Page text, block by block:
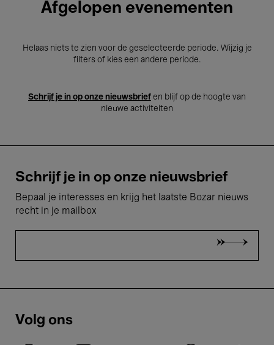
Afgelopen evenementen
Helaas niets te zien voor de geselecteerde periode. Wijzig je
filters of kies een andere periode.
Schrijf je in op onze nieuwsbrief en blijf op de hoogte van
nieuwe activiteiten
Schrijf je in op onze nieuwsbrief
Bepaal je interesses en krijg het laatste Bozar nieuws
recht in je mailbox
Volg ons